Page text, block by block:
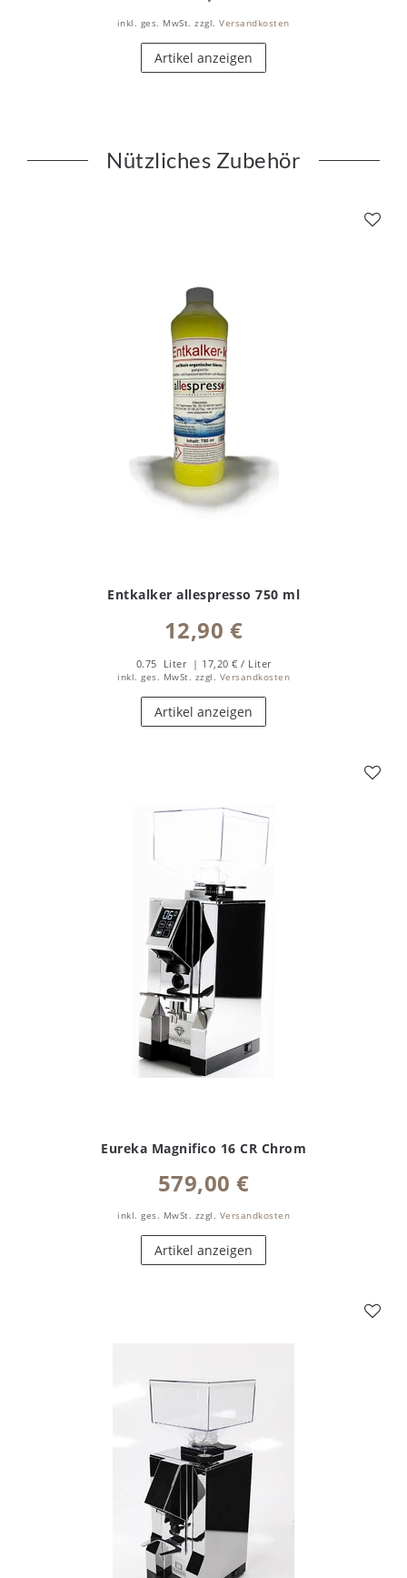
inkl. ges. MwSt. zzgl.Versandkosten
Artikel anzeigen
Nützliches Zubehör
Entkalker allespresso 750 ml
12,90 €
0.75 Liter | 17,20 € / Liter
inkl. ges. MwSt. zzgl. Versandkosten
Artikel anzeigen
Eureka Magnifico 16 CR Chrom
579,00 €
inkl. ges. MwSt. zzgl. Versandkosten
Artikel anzeigen